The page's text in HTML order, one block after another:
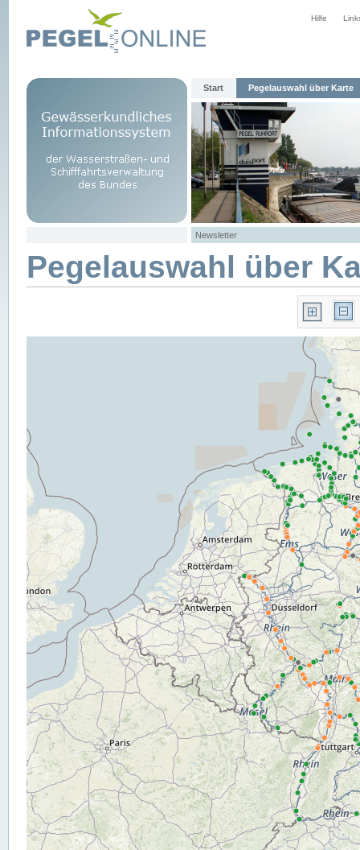
Hilfe
Start Pegelauswahl über Karte
Newsletter
Pegelauswahl über